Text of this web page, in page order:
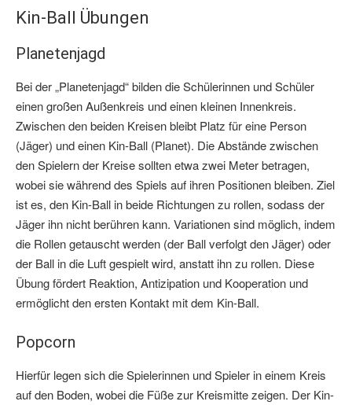
Kin-Ball Übungen
Planetenjagd
Bei der „Planetenjagd“ bilden die Schülerinnen und Schüler
einen großen Außenkreis und einen kleinen Innenkreis.
Zwischen den beiden Kreisen bleibt Platz für eine Person
(Jäger) und einen Kin-Ball (Planet). Die Abstände zwischen
den Spielern der Kreise sollten etwa zwei Meter betragen,
wobei sie während des Spiels auf ihren Positionen bleiben. Ziel
ist es, den Kin-Ball in beide Richtungen zu rollen, sodass der
Jäger ihn nicht berühren kann. Variationen sind möglich, indem
die Rollen getauscht werden (der Ball verfolgt den Jäger) oder
der Ball in die Luft gespielt wird, anstatt ihn zu rollen. Diese
Übung fördert Reaktion, Antizipation und Kooperation und
ermöglicht den ersten Kontakt mit dem Kin-Ball.
Popcorn
Hierfür legen sich die Spielerinnen und Spieler in einem Kreis
auf den Boden, wobei die Füße zur Kreismitte zeigen. Der Kin-